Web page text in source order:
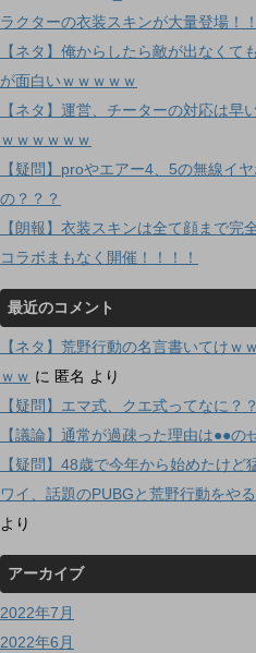
ラクターの衣装スキンが大量登場！
【ネタ】俺からしたら敵が出なくて
が面白いｗｗｗｗｗ
【ネタ】運営、チーターの対応は早
ｗｗｗｗｗｗ
【疑問】proやエアー4、5の無線イ
の？？？
【朗報】衣装スキンは全て顔まで
コラボまもなく開催！！！！
最近のコメント
【ネタ】荒野行動の名言書いてけ
ｗｗ に 匿名 より
【疑問】エマ式、クエ式ってなに？
【議論】通常が過疎った理由は●●の
【疑問】48歳で今年から始めたけど
ワイ、話題のPUBGと荒野行動をや
より
アーカイブ
2022年7月
2022年6月